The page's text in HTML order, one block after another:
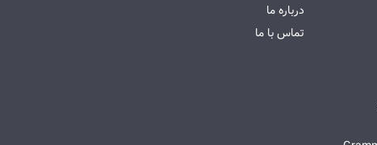
درباره ما
تماس با ما